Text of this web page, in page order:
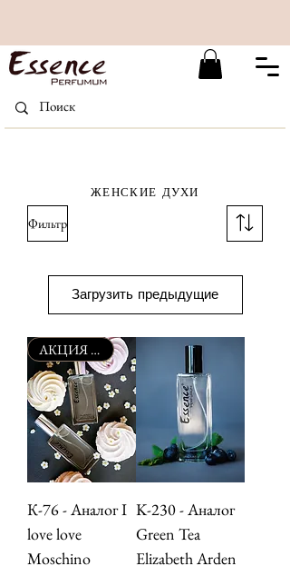
Фильтр
Загрузить предыдущие
АКЦИЯ -40%
К-76 - Аналог I
love love
Moschino
K-230 - Аналог
Green Tea
Elizabeth Arden
ЖЕНСКИЕ ДУХИ